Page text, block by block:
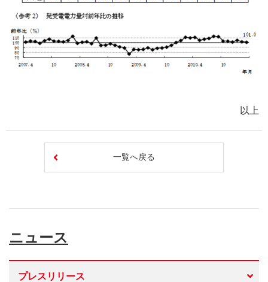
以上
一覧へ戻る
ニュース
プレスリリース